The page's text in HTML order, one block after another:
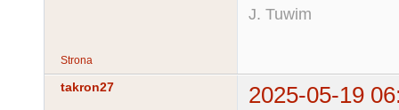
J. Tuwim
Strona
takron27 2025-05-19